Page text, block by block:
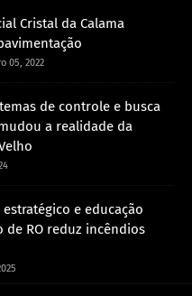
Cristal da Calama
05, 2022
de controle e busca
a realidade da
e educação
RO reduz incêndios